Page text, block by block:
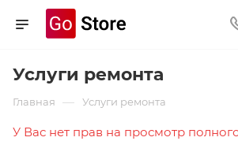
Услуги ремонта
Главная — Услуги ремонта
У Вас нет прав на просмотр